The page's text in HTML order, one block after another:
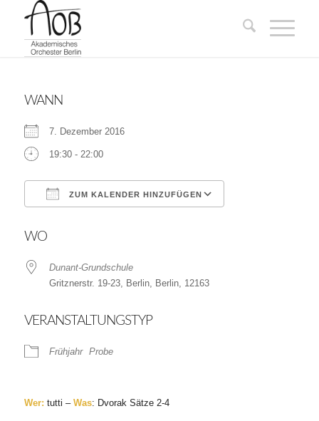
WANN
7. Dezember 2016
19:30 - 22:00
ZUM KALENDER HINZUFÜGEN
WO
Dunant-Grundschule
Gritznerstr. 19-23, Berlin, Berlin, 12163
VERANSTALTUNGSTYP
Frühjahr Probe
Wer: tutti – Was: Dvorak Sätze 2-4